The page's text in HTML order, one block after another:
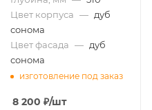
Цвет корпуса — дуб
сонома
Цвет фасада — дуб
сонома
изготовление под заказ
8 200 ₽/шт